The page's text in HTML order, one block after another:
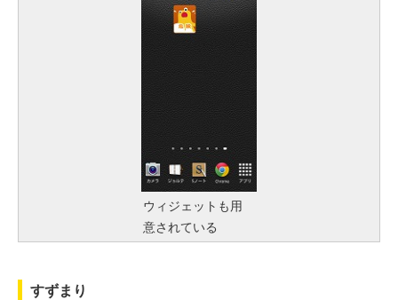
ウィジェットも用
意されている
すずまり